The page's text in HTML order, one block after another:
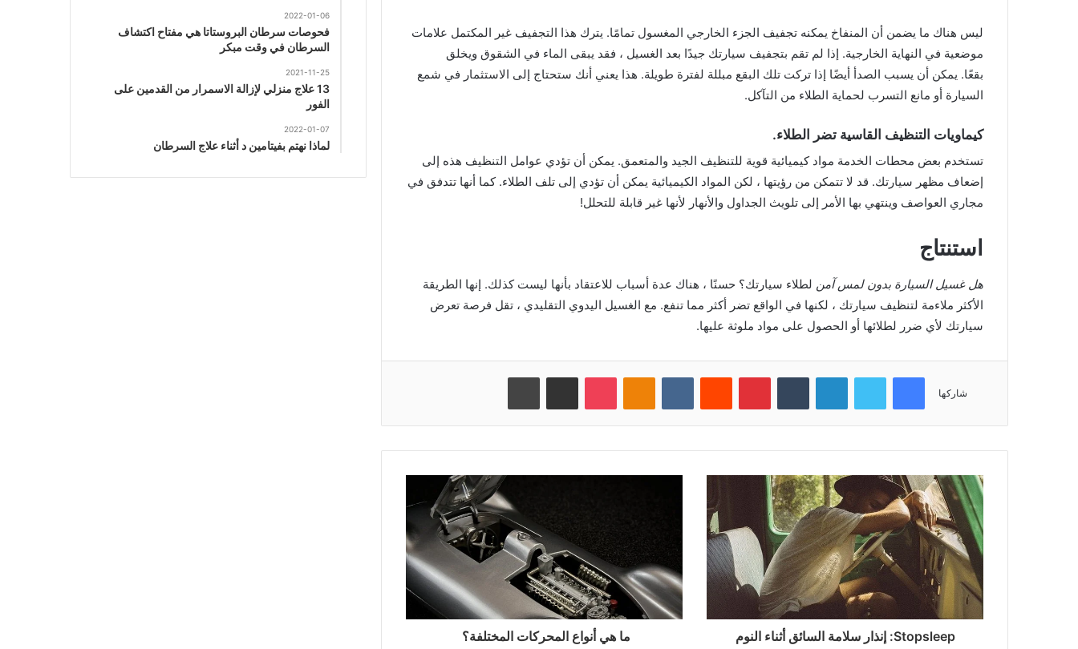
ليس هناك ما يضمن أن المنفاخ يمكنه تجفيف الجزء الخارجي المغسول تمامًا. يترك هذا التجفيف غير المكتمل علامات
موضعية في النهاية الخارجية. إذا لم تقم بتجفيف سيارتك جيدًا بعد الغسيل ، فقد يبقى الماء في الشقوق ويخلق
بقعًا. يمكن أن يسبب الصدأ أيضًا إذا تركت تلك البقع مبللة لفترة طويلة. هذا يعني أنك ستحتاج إلى الاستثمار في شمع
السيارة أو مانع التسرب لحماية الطلاء من التآكل.
كيماويات التنظيف القاسية تضر الطلاء.
تستخدم بعض محطات الخدمة مواد كيميائية قوية للتنظيف الجيد والمتعمق. يمكن أن تؤدي عوامل التنظيف هذه إلى
إضعاف مظهر سيارتك. قد لا تتمكن من رؤيتها ، لكن المواد الكيميائية يمكن أن تؤدي إلى تلف الطلاء. كما أنها تتدفق في
مجاري العواصف وينتهي بها الأمر إلى تلويث الجداول والأنهار لأنها غير قابلة للتحلل!
استنتاج
هل غسيل السيارة بدون لمس آمن لطلاء سيارتك؟ حسنًا ، هناك عدة أسباب للاعتقاد بأنها ليست كذلك. إنها الطريقة
الأكثر ملاءمة لتنظيف سيارتك ، لكنها في الواقع تضر أكثر مما تنفع. مع الغسيل اليدوي التقليدي ، تقل فرصة تعرض
سيارتك لأي ضرر لطلائها أو الحصول على مواد ملوثة عليها.
شاركها
فيسبوك لينكدإن بينتيريست بوكيت
Stopsleep: إنذار سلامة السائق أثناء النوم ما هي أنواع المحركات المختلفة؟
2022-01-06
فحوصات سرطان البروستاتا هي مفتاح اكتشاف
السرطان في وقت مبكر
2021-11-25
13 علاج منزلي لإزالة الاسمرار من القدمين على
الفور
2022-01-07
لماذا نهتم بفيتامين د أثناء علاج السرطان